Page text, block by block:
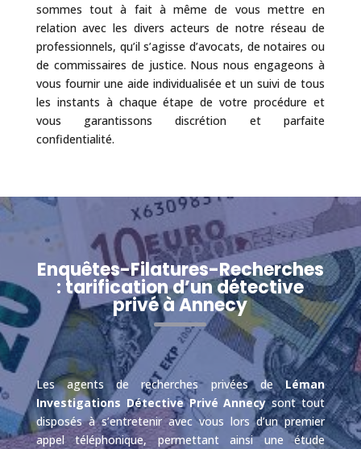
sommes tout à fait à même de vous mettre en
relation avec les divers acteurs de notre réseau de
professionnels, qu’il s’agisse d’avocats, de notaires ou
de commissaires de justice. Nous nous engageons à
vous fournir une aide individualisée et un suivi de tous
les instants à chaque étape de votre procédure et
vous garantissons discrétion et parfaite
confidentialité.
Enquêtes-Filatures-Recherches
: tarification d’un détective
privé à Annecy
Les agents de recherches privées deLéman
Investigations Détective Privé Annecysont tout
disposés à s’entretenir avec vous lors d’un premier
appel téléphonique, permettant ainsi une étude